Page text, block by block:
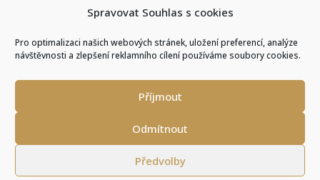
Spravovat Souhlas s cookies
Pro optimalizaci našich webových stránek, uložení preferencí, analýze
návštěvnosti a zlepšení reklamního cílení používáme soubory cookies.
Příjmout
Odmítnout
Předvolby
Zásady cookies (EU)